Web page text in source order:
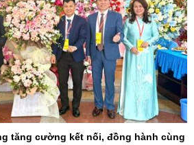
tăng cường kết nối, đồng hành cùng